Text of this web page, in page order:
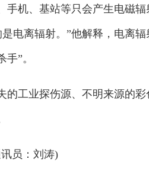
手机、基站等只会产生电磁
电离辐射。”他解释，电离
”。
业探伤源、不明来源的彩
员：刘涛)